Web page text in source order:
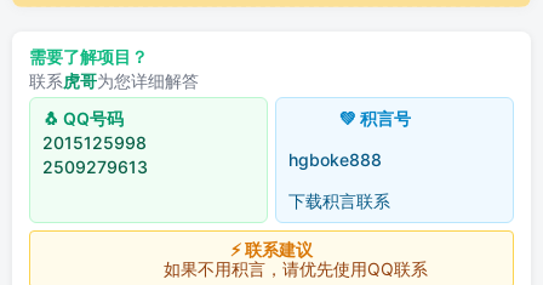
需要了解项目？
联系虎哥为您详细解答
🐧 QQ号码
2015125998
2509279613
💚 积言号
hgboke888
下载积言联系
⚡ 联系建议
如果不用积言，请优先使用QQ联系